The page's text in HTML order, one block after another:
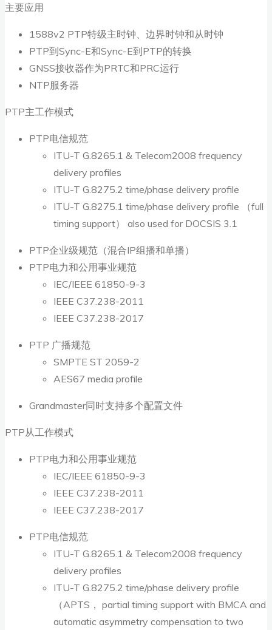
主要应用
1588v2 PTP特级主时钟、边界时钟和从时钟
PTP到Sync-E和Sync-E到PTP的转换
GNSS接收器作为PRTC和PRC运行
NTP服务器
PTP主工作模式
PTP电信规范
ITU-T G.8265.1 & Telecom2008 frequency
delivery profiles
ITU-T G.8275.2 time/phase delivery profile
ITU-T G.8275.1 time/phase delivery profile （full
timing support） also used for DOCSIS 3.1
PTP企业级规范（混合IP组播和单播）
PTP电力和公用事业规范
IEC/IEEE 61850-9-3
IEEE C37.238-2011
IEEE C37.238-2017
PTP 广播规范
SMPTE ST 2059-2
AES67 media profile
Grandmaster同时支持多个配置文件
PTP从工作模式
PTP电力和公用事业规范
IEC/IEEE 61850-9-3
IEEE C37.238-2011
IEEE C37.238-2017
PTP电信规范
ITU-T G.8265.1 & Telecom2008 frequency
delivery profiles
ITU-T G.8275.2 time/phase delivery profile
（APTS， partial timing support with BMCA and
automatic asymmetry compensation to two